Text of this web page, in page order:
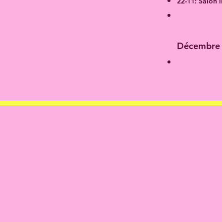
Décembre